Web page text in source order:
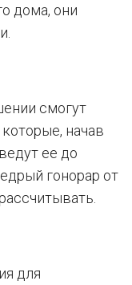
дома, они
смогут
начав
ее до
гонорар от
для